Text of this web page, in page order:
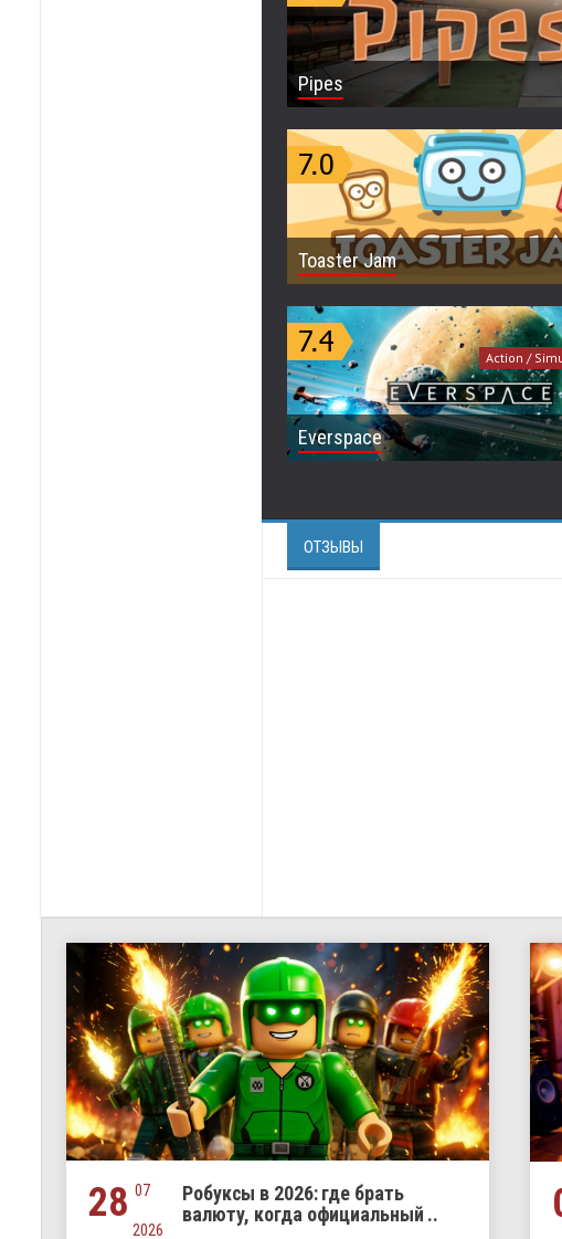
Pipes
Toaster Jam
Everspace
Action /
ОТЗЫВЫ
28 07
2026
Робуксы в 2026: где брать
валюту, когда официальный ..